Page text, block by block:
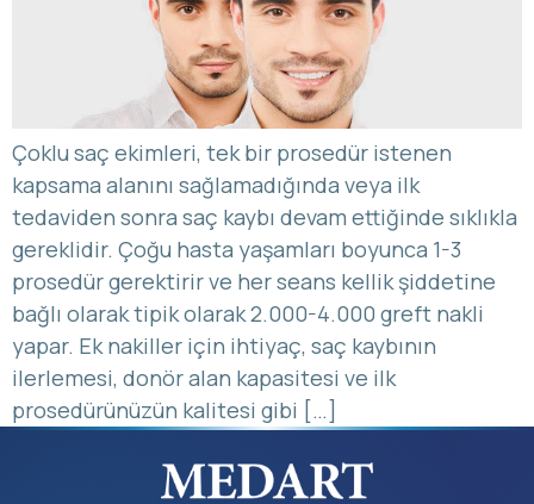
Çoklu saç ekimleri, tek bir prosedür istenen
kapsama alanını sağlamadığında veya ilk
tedaviden sonra saç kaybı devam ettiğinde sıklıkla
gereklidir. Çoğu hasta yaşamları boyunca 1-3
prosedür gerektirir ve her seans kellik şiddetine
bağlı olarak tipik olarak 2.000-4.000 greft nakli
yapar. Ek nakiller için ihtiyaç, saç kaybının
ilerlemesi, donör alan kapasitesi ve ilk
prosedürünüzün kalitesi gibi […]